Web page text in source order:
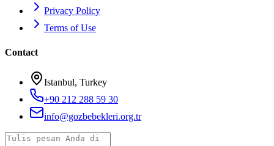
Privacy Policy
Terms of Use
Contact
Istanbul, Turkey
+90 212 288 59 30
info@gozbebekleri.org.tr